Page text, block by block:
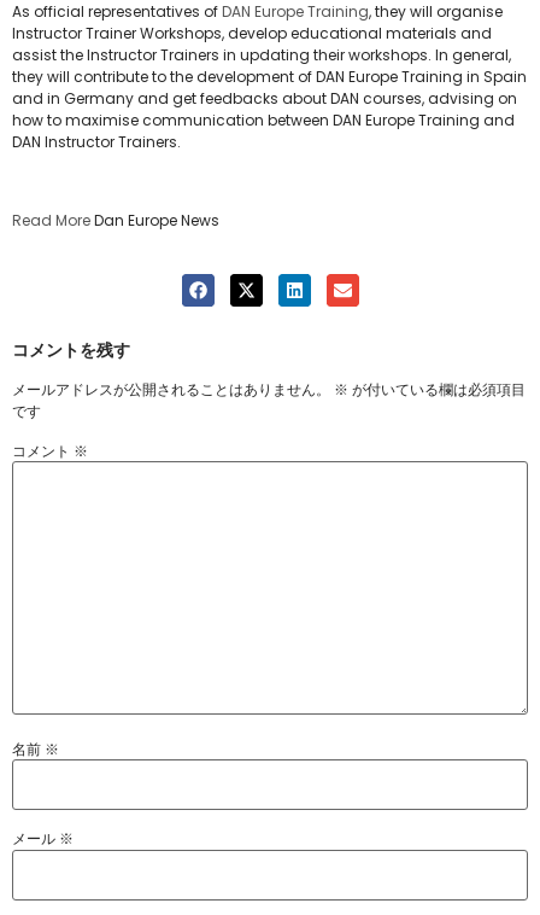
As official representatives ofDAN Europe Training, they will organise
Instructor Trainer Workshops, develop educational materials and
assist the Instructor Trainers in updating their workshops. In general,
they will contribute to the development of DAN Europe Training in Spain
and in Germany and get feedbacks about DAN courses, advising on
how to maximise communication between DAN Europe Training and
DAN Instructor Trainers.
Read MoreDan Europe News
コメントを残す
メールアドレスが公開されることはありません。 ※ が付いている欄は必須項目
です
コメント ※
名前 ※
メール ※